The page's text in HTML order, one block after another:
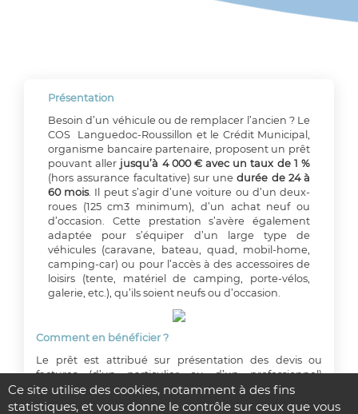
Présentation
Besoin d’un véhicule ou de remplacer l’ancien ? Le
COS
Languedoc-Roussillon et le Crédit Municipal,
organisme bancaire partenaire, proposent un prêt
pouvant aller jusqu’à 4 000 € avec un taux de 1 %
(hors assurance facultative) sur unedurée de 24 à
60 mois. Il peut s’agir d’une voiture ou d’un deux-
roues (125 cm3 minimum), d’un achat neuf ou
d’occasion. Cette prestation s’avère également
adaptée pour s’équiper d’un large type de
véhicules (caravane, bateau, quad, mobil-home,
camping-car) ou pour l’accès à des accessoires de
loisirs (tente, matériel de camping, porte-vélos,
galerie, etc.), qu’ils soient neufs ou d’occasion.
Comment en bénéficier ?
Le prêt est attribué sur présentation des devis ou
factures (d’un particulier ou d’un professionnel)
indiquant le nom de l’agent et le prix du véhicule. S’il
s’agit de la vente d’un véhicule d’occasion de particulier
Ce site utilise des cookies, notamment à des fins
statistiques, et vous donne le contrôle sur ceux que vous